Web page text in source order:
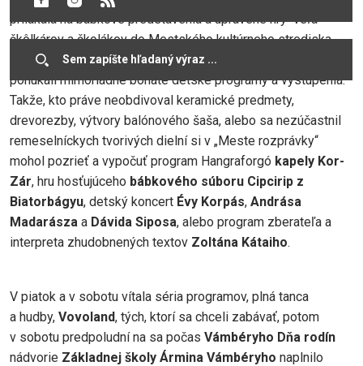
prilákala na bábkové predstavenia a upravené hry veľa
škôlkárov a školákov do Mestského kultúrneho strediska
Benedeka Csaplára, ale aj akcie usporiadané na námestí
ponúkali mimoriadne bohaté detské programy a vystúpenia.
Takže, kto práve neobdivoval keramické predmety,
drevorezby, výtvory balónového šaša, alebo sa nezúčastnil
remeselníckych tvorivých dielní si v „Meste rozprávky“
mohol pozrieť a vypočuť program Hangraforgó kapely Kor-
Zár, hru hosťujúceho bábkového súboru Cipcirip z
Biatorbágyu, detský koncert Évy Korpás, Andrása
Madarásza a Dávida Siposa, alebo program zberateľa a
interpreta zhudobnených textov Zoltána Kátaiho.
V piatok a v sobotu vítala séria programov, plná tanca
a hudby, Vovoland, tých, ktorí sa chceli zabávať, potom
v sobotu predpoludní na sa počas Vámbéryho Dňa rodín
nádvorie Základnej školy Ármina Vámbéryho naplnilo